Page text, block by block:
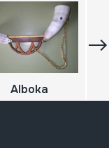
Alboka